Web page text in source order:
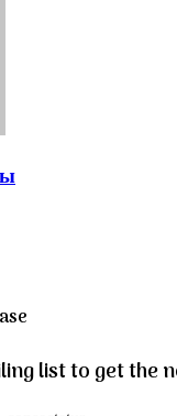
list to get the